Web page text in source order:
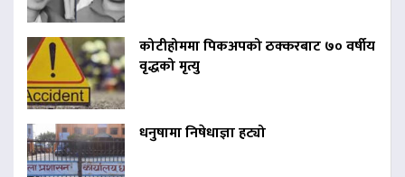
कोटीहोममा पिकअपको ठक्करबाट ७० वर्षीय
वृद्धको मृत्यु
धनुषामा निषेधाज्ञा हट्यो